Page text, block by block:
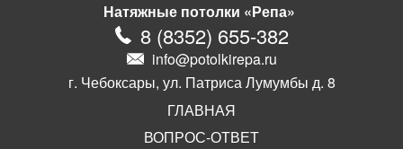
Натяжные потолки «Репа»
8 (8352) 655-382
info@potolkirepa.ru
г. Чебоксары, ул. Патриса Лумумбы д. 8
ГЛАВНАЯ
ВОПРОС-ОТВЕТ